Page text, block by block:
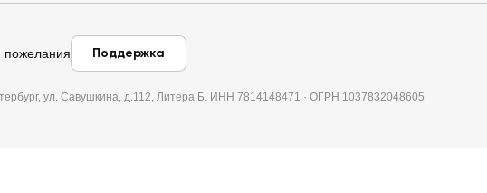
пожелания Поддержка
ул. Савушкина, д.112, Литера Б. ИНН 7814148471 · ОГРН 1037832048605